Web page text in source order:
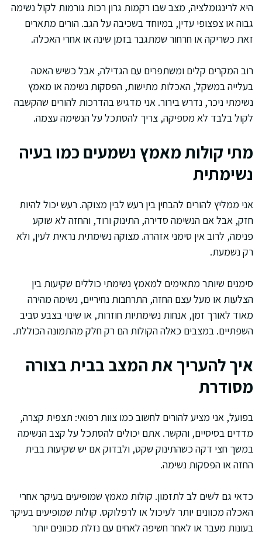
היא לרינגומלציה, מצב שבו רקמות גרון רכות גורמות לקול נשימה
גבוה או צפצופי עדין, במיוחד בשכיבה על הגב. הורים מתארים
זאת כשריקה או חרחור שמתגבר בזמן שינה או אחרי האכלה.
רוב המקרים קלים ומשתפרים עם הגדילה, אבל כשיש האטה
בעלייה במשקל, האכלות מתישות, הפסקות נשימה או מאמץ
נשימתי ניכר, נדרש בירור. אני מדגיש בהדרכות להורים שהקשבה
לקול בלבד לא מספיקה, צריך להסתכל על הנשימה עצמה.
מתי קולות מאמץ נשמעים כמו בעיה
נשימתית
אני ממליץ להורים להבחין בין רעש לבין מצוקה. רעש יכול להיות
חזק, אבל אם הנשימה סדירה, התינוק ורוד, והחזה לא שוקע
פנימה, לרוב אין סימני אזהרה. מצוקה נשימתית נראית לעין, ולא
רק נשמעת.
סימנים שיותר מתאימים למאמץ נשימתי כוללים שקיעות בין
הצלעות או מעל עצם החזה, התרחבות נחיריים, נשימה מהירה
מאוד לאורך זמן, אנחות נשימתיות חוזרות, או שינוי בצבע סביב
השפתיים. במצבים כאלה הקולות הם רק חלק מהתמונה הכוללת.
איך להעריך את המצב בבית בצורה
מסודרת
בפועל, אני מציע להורים לחשוב כמו צוות רפואי: תצפית קצרה,
מדדים בסיסיים, והקשר. אתם יכולים להסתכל על קצב הנשימה
במשך חצי דקה כשהתינוק שקט, ולבדוק אם יש שקיעות בבית
החזה או הפסקות נשימה.
כדאי גם לשים לב לתזמון. קולות מאמץ שמופיעים בעיקר אחרי
האכלה מכוונים יותר לעיכול או לרפלוקס. קולות שמופיעים בעיקר
בעונות מעבר או לאחר חשיפה לאחים עם נזלת מכוונים יותר